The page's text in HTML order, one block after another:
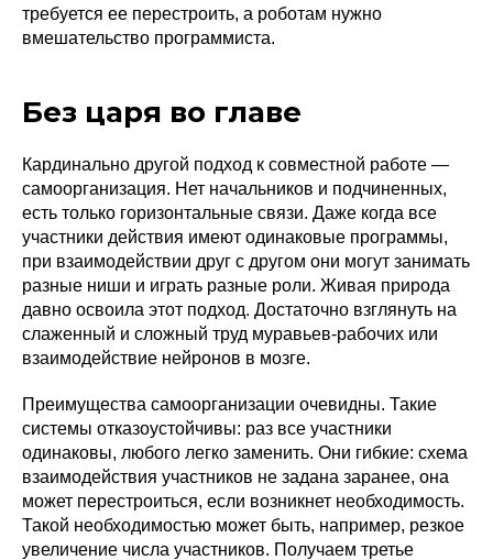
требуется ее перестроить, а роботам нужно
вмешательство программиста.
Без царя во главе
Кардинально другой подход к совместной работе —
самоорганизация. Нет начальников и подчиненных,
есть только горизонтальные связи. Даже когда все
участники действия имеют одинаковые программы,
при взаимодействии друг с другом они могут занимать
разные ниши и играть разные роли. Живая природа
давно освоила этот подход. Достаточно взглянуть на
слаженный и сложный труд муравьев-рабочих или
взаимодействие нейронов в мозге.
Преимущества самоорганизации очевидны. Такие
системы отказоустойчивы: раз все участники
одинаковы, любого легко заменить. Они гибкие: схема
взаимодействия участников не задана заранее, она
может перестроиться, если возникнет необходимость.
Такой необходимостью может быть, например, резкое
увеличение числа участников. Получаем третье